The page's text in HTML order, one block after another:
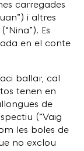
carregades
i altres
Es
en el conte
ballar, cal
tenen en
de
(“Vaig
les boles de
no exclou